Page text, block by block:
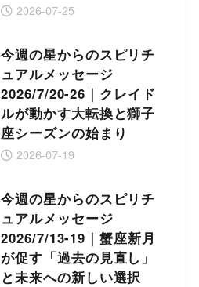
2026-07-25
今週の星からのスピリチ
ュアルメッセージ
2026/7/20-26｜クレイド
ルが動かす大転換と獅子
座シーズンの始まり
2026-07-19
今週の星からのスピリチ
ュアルメッセージ
2026/7/13-19｜蟹座新月
が促す「過去の見直し」
と未来への新しい選択